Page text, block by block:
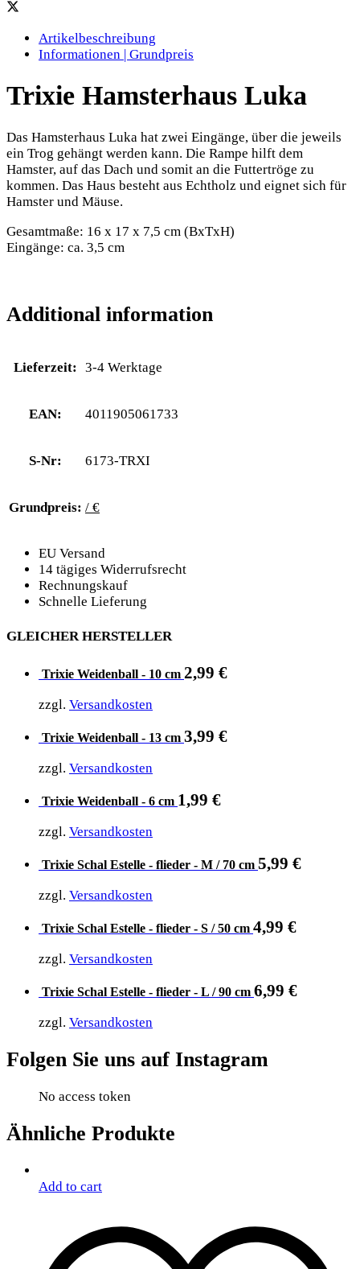
Artikelbeschreibung
Informationen | Grundpreis
Trixie Hamsterhaus Luka
Das Hamsterhaus Luka hat zwei Eingänge, über die jeweils
ein Trog gehängt werden kann. Die Rampe hilft dem
Hamster, auf das Dach und somit an die Futtertröge zu
kommen. Das Haus besteht aus Echtholz und eignet sich für
Hamster und Mäuse.
Gesamtmaße: 16 x 17 x 7,5 cm (BxTxH)
Eingänge: ca. 3,5 cm
Additional information
Lieferzeit: 3-4 Werktage
EAN: 4011905061733
S-Nr: 6173-TRXI
Grundpreis: / €
EU Versand
14 tägiges Widerrufsrecht
Rechnungskauf
Schnelle Lieferung
GLEICHER HERSTELLER
Trixie Weidenball - 10 cm 2,99 €
zzgl. Versandkosten
Trixie Weidenball - 13 cm 3,99 €
zzgl. Versandkosten
Trixie Weidenball - 6 cm 1,99 €
zzgl. Versandkosten
Trixie Schal Estelle - flieder - M / 70 cm 5,99 €
zzgl. Versandkosten
Trixie Schal Estelle - flieder - S / 50 cm 4,99 €
zzgl. Versandkosten
Trixie Schal Estelle - flieder - L / 90 cm 6,99 €
zzgl. Versandkosten
Folgen Sie uns auf Instagram
No access token
Ähnliche Produkte
Add to cart